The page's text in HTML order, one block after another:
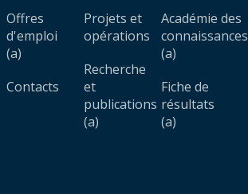
Offres
d'emploi
(a)
Contacts
Projets et
opérations
Recherche
et
publications
(a)
Académie des
connaissances
(a)
Fiche de
résultats
(a)